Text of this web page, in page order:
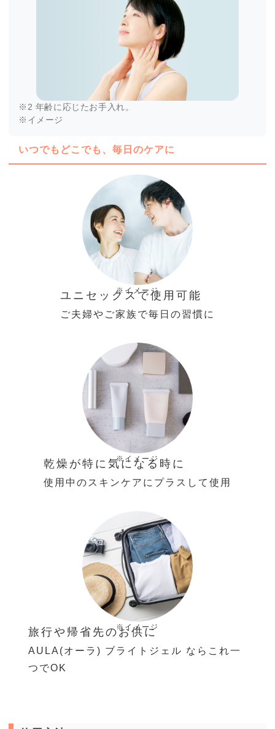
※2 年齢に応じたお手入れ。
※イメージ
いつでもどこでも、毎日のケアに
※イメージ
ユニセックスで使用可能
ご夫婦やご家族で毎日の習慣に
※イメージ
乾燥が特に気になる時に
使用中のスキンケアにプラスして使用
※イメージ
旅行や帰省先のお供に
AULA(オーラ) ブライトジェル なら これ一
つでOK